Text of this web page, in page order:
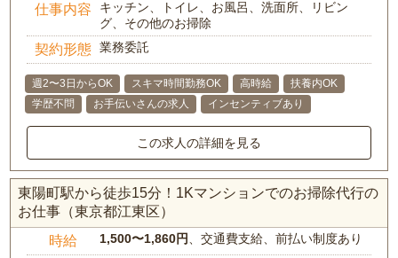
仕事内容
キッチン、トイレ、お風呂、洗面所、リビン
グ、その他のお掃除
契約形態 業務委託
週2〜3日からOK スキマ時間勤務OK 高時給
扶養内OK
学歴不問
お手伝いさんの求人 インセンティブあり
この求人の詳細を見る
東陽町駅から徒歩15分！1Kマンションでのお掃除代行の
お仕事（東京都江東区）
時給 1,500〜1,860円 、交通費支給、前払い制度あり